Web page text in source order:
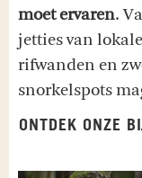
moet ervaren.
jetties van
rifwanden en
snorkelspots
ONTDEK ONZE